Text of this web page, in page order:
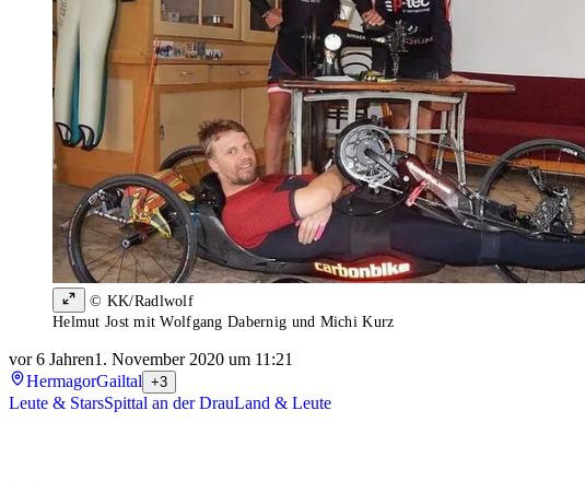
© KK/Radlwolf
Helmut Jost mit Wolfgang Dabernig und Michi Kurz
vor 6 Jahren1. November 2020 um 11:21
HermagorGailtal +3
Leute & StarsSpittal an der DrauLand & Leute